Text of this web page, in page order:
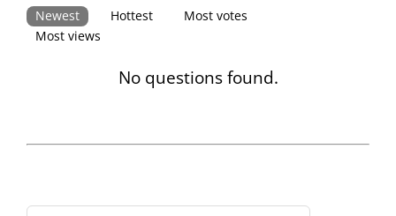
Newest Hottest
Most votes
Most views
No questions found.